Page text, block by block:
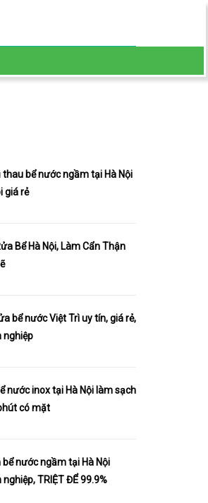
thau bể nước ngầm tại Hà Nội
giá rẻ
Bể Hà Nội, Làm Cẩn Thận
bể nước Việt Trì uy tín, giá rẻ,
nghiệp
nước inox tại Hà Nội làm sạch
có mặt
bể nước ngầm tại Hà Nội
TRIỆT ĐỂ 99.9%